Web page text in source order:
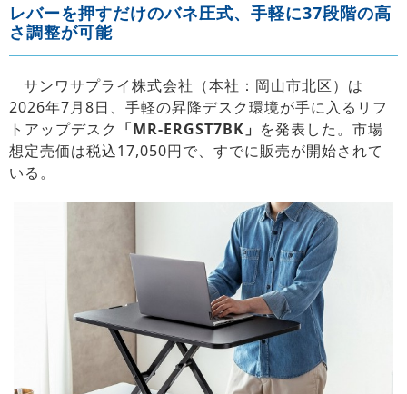
レバーを押すだけのバネ圧式、手軽に37段階の高
さ調整が可能
サンワサプライ株式会社（本社：岡山市北区）は
2026年7月8日、手軽の昇降デスク環境が手に入るリフ
トアップデスク 「MR-ERGST7BK」 を発表した。市場
想定売価は税込17,050円で、すでに販売が開始されて
いる。